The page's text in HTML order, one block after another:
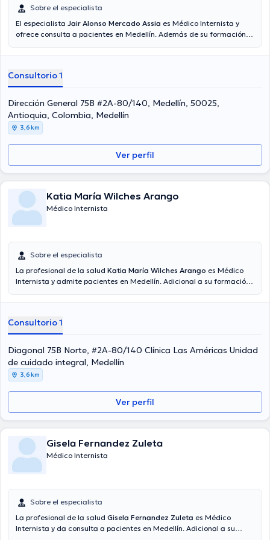
Sobre el especialista
El especialista Jair Alonso Mercado Assia es Médico Internista y
ofrece consulta a pacientes en Medellín. Además de su formación
su área de especialidad. El profesional de la salud lleva más de
manera, él se ha destacados como miembro de diversas
asociaciones médicas. Jair Alonso Mercado Assia ha intervenido en
abundantes conferencias con la intención de tener una formación
continua en su campo de especialización y ha compartido
numerosas ediciones. Su consulta opcionalmente se puede llevar a
cabo en Español.
Consultorio 1
Dirección General 75B #2A-80/140, Medellín, 50025,
Antioquia, Colombia, Medellín
3,6 km
Ver perfil
Katia María Wilches Arango
Médico Internista
Sobre el especialista
La profesional de la salud Katia María Wilches Arango es Médico
Internista y admite pacientes en Medellín. Adicional a su formación
experiencia en su área de especialidad. La doctora tiene varios
destacados como miembro de diversas asociaciones médicas.
Katia María Wilches Arango ha cooperado en múltiples
conferencias con la meta de tener una formación continua en su
disciplina de especialización y ha compartido diferentes
publicaciones. Español es el idioma principal usados por la doctora.
Consultorio 1
Diagonal 75B Norte, #2A-80/140 Clínica Las Américas Unidad
de cuidado integral, Medellín
3,6 km
Ver perfil
Gisela Fernandez Zuleta
Médico Internista
Sobre el especialista
La profesional de la salud Gisela Fernandez Zuleta es Médico
Internista y da consulta a pacientes en Medellín. Adicional a su